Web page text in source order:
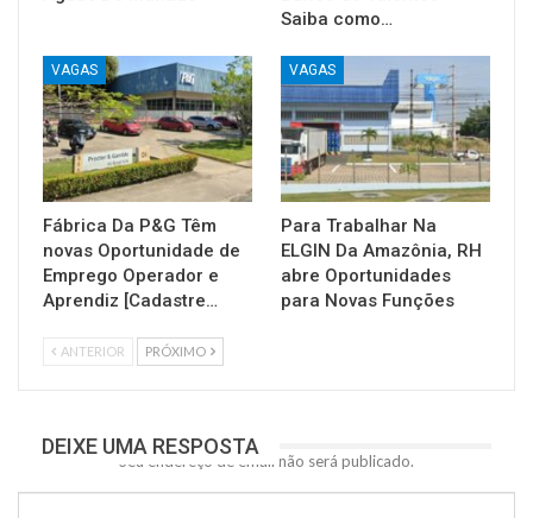
Saiba como…
VAGAS
Fábrica Da P&G Têm
novas Oportunidade de
Emprego Operador e
Aprendiz [Cadastre…
VAGAS
Para Trabalhar Na
ELGIN Da Amazônia, RH
abre Oportunidades
para Novas Funções
ANTERIOR PRÓXIMO
DEIXE UMA RESPOSTA
Seu endereço de email não será publicado.